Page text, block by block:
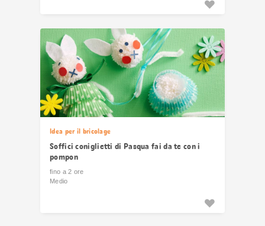
Idea per il bricolage
Soffici coniglietti di Pasqua fai da te con i
pompon
fino a 2 ore
Medio